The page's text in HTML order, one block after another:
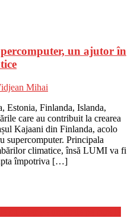
un ajutor în
Mihai
Estonia, Finlanda, Islanda,
care au contribuit la crearea
Kajaani din Finlanda, acolo
supercomputer. Principala
climatice, însă LUMI va fi
împotriva […]